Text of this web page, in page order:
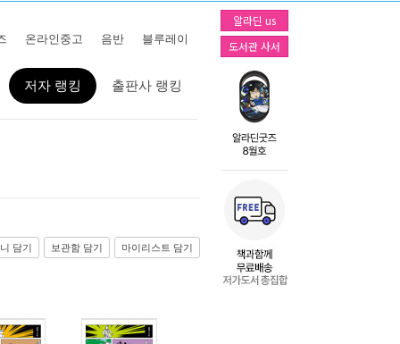
창작플랫폼
투비컨티뉴드
알라딘 us
도서관 사서
온라인중고 음반 블루레이
저자 랭킹 출판사 랭킹
담기 보관함 담기 마이리스트 담기